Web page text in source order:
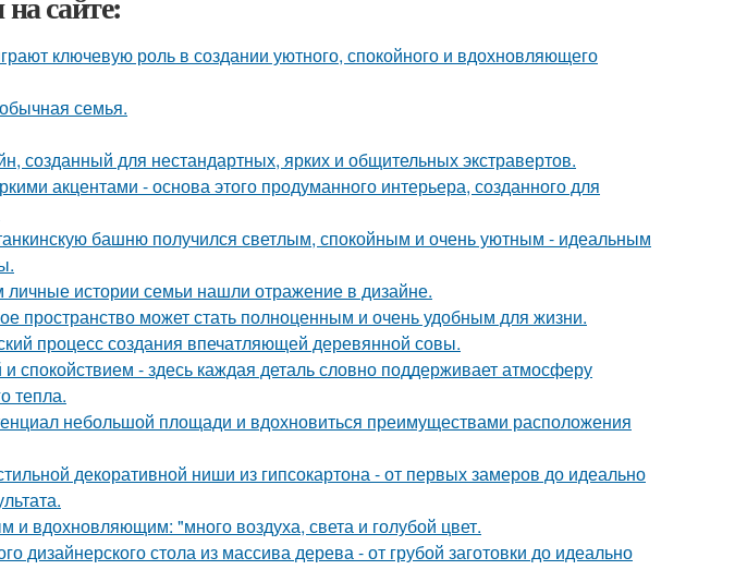
ключевую роль в создании уютного, спокойного и вдохновляющего
семья.
созданный для нестандартных, ярких и общительных экстравертов.
акцентами - основа этого продуманного интерьера, созданного для
башню получился светлым, спокойным и очень уютным - идеальным
личные истории семьи нашли отражение в дизайне.
пространство может стать полноценным и очень удобным для жизни.
процесс создания впечатляющей деревянной совы.
спокойствием - здесь каждая деталь словно поддерживает атмосферу
тепла.
небольшой площади и вдохновиться преимуществами расположения
декоративной ниши из гипсокартона - от первых замеров до идеально
и вдохновляющим: "много воздуха, света и голубой цвет.
дизайнерского стола из массива дерева - от грубой заготовки до идеально